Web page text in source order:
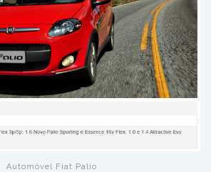
Automóvel Fiat Palio